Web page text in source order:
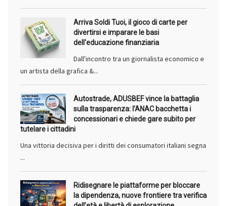
Arriva Soldi Tuoi, il gioco di carte per
divertirsi e imparare le basi
dell'educazione finanziaria
Dall'incontro tra un giornalista economico e
un artista della grafica &...
Autostrade, ADUSBEF vince la battaglia
sulla trasparenza: l’ANAC bacchetta i
concessionari e chiede gare subito per
tutelare i cittadini
Una vittoria decisiva per i diritti dei consumatori italiani segna
...
Ridisegnare le piattaforme per bloccare
la dipendenza, nuove frontiere tra verifica